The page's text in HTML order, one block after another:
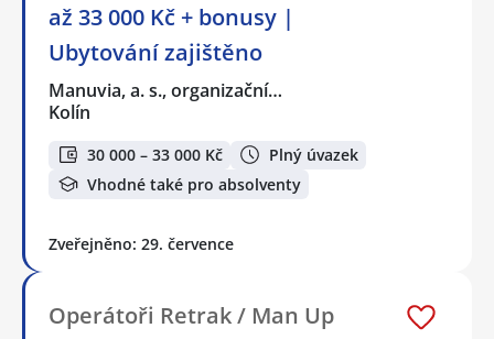
až 33 000 Kč + bonusy |
Ubytování zajištěno
Manuvia, a. s., organizační…
Kolín
30 000 – 33 000 Kč
Plný úvazek
Vhodné také pro absolventy
Zveřejněno: 29. července
Operátoři Retrak / Man Up